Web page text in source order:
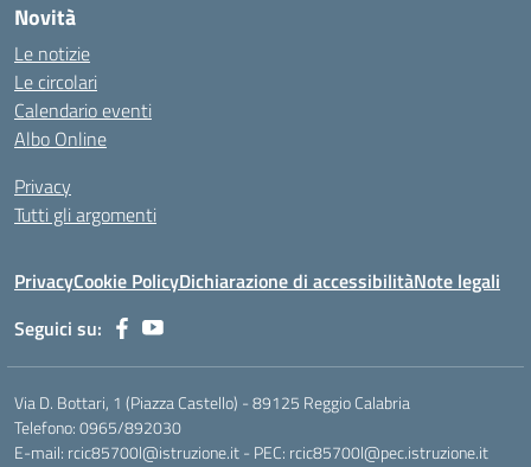
Novità
Le notizie
Le circolari
Calendario eventi
Albo Online
Privacy
Tutti gli argomenti
PrivacyCookie PolicyDichiarazione di accessibilitàNote legali
Seguici su:
Via D. Bottari, 1 (Piazza Castello) - 89125 Reggio Calabria
Telefono: 0965/892030
E-mail: rcic85700l@istruzione.it - PEC: rcic85700l@pec.istruzione.it